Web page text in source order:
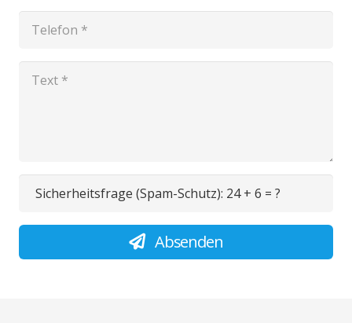
Sicherheitsfrage (Spam-Schutz): 24 + 6 = ?
Absenden